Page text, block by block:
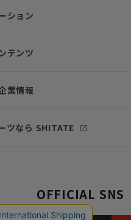
ション
テンツ
業情報
ツなら SHITATE
OFFICIAL SNS